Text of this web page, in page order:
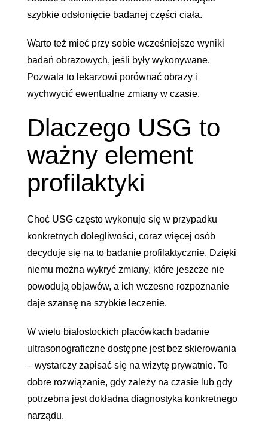
szybkie odsłonięcie badanej części ciała.
Warto też mieć przy sobie wcześniejsze wyniki
badań obrazowych, jeśli były wykonywane.
Pozwala to lekarzowi porównać obrazy i
wychwycić ewentualne zmiany w czasie.
Dlaczego USG to
ważny element
profilaktyki
Choć USG często wykonuje się w przypadku
konkretnych dolegliwości, coraz więcej osób
decyduje się na to badanie profilaktycznie. Dzięki
niemu można wykryć zmiany, które jeszcze nie
powodują objawów, a ich wczesne rozpoznanie
daje szansę na szybkie leczenie.
W wielu białostockich placówkach badanie
ultrasonograficzne dostępne jest bez skierowania
– wystarczy zapisać się na wizytę prywatnie. To
dobre rozwiązanie, gdy zależy na czasie lub gdy
potrzebna jest dokładna diagnostyka konkretnego
narządu.